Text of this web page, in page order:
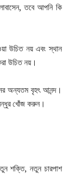
তবে আপনি কি
উচিত নয় এবং স্থান
উচিত নয়।
অন্যতম বৃহৎ আনন্দ।
খোঁজ করুন।
শক্তি, নতুন চারপাশ